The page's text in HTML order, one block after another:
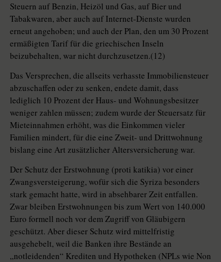
Steuern auf Benzin, Heizöl und Gas, auf Bier und
Tabakwaren, aber auch auf Internet-Dienste wurden
erneut angehoben; und auch der Plan, den um 30 Prozent
ermäßigten Tarif für die griechischen Inseln
beizubehalten, war nicht durchzusetzen.(12)
Das Versprechen, die allseits verhasste Immobiliensteuer
abzuschaffen oder zu senken, endete damit, dass
lediglich 10 Prozent der Haus- und Wohnungsbesitzer
weniger zahlen müssen; zudem wurde der Steuersatz für
Mieteinnahmen erhöht, was die Einkommen vieler
Familien mindert, für die eine Zweit- und Drittwohnung
bislang eine Art zusätzlicher Altersversicherung war.
Der Schutz der Erstwohnung (proti katikia) vor einer
Zwangsversteigerung, wofür sich die Syriza besonders
stark gemacht hatte, wird in absehbarer Zeit entfallen.
Zwar bleiben Erstwohnungen bis zum Wert von 140.000
Euro formell noch vor dem Zugriff von Gläubigern
geschützt. Aber dieser Schutz wird mittelfristig
ausgehebelt, weil die Banken ihre Bestände an
„notleidenden“ Krediten und Hypotheken (NPLs wie Non